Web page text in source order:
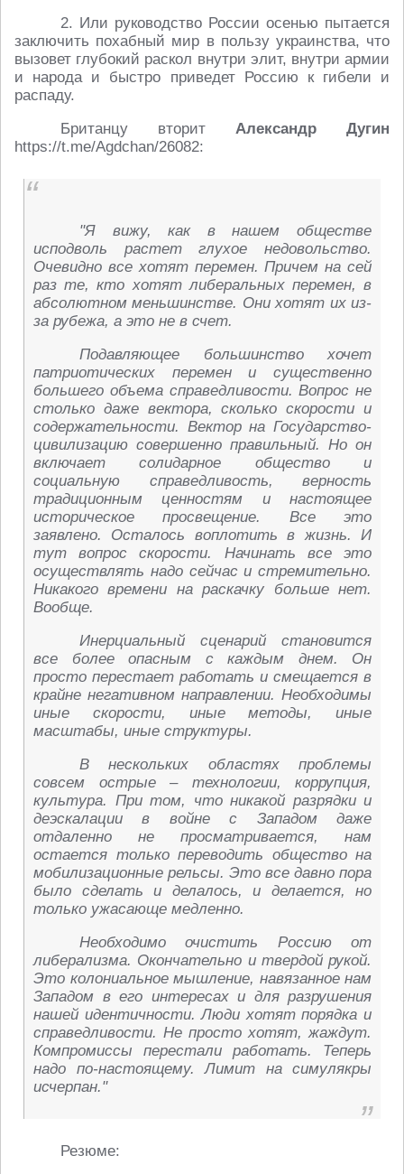
2. Или руководство России осенью пытается
заключить похабный мир в пользу украинства, что
вызовет глубокий раскол внутри элит, внутри армии
и народа и быстро приведет Россию к гибели и
распаду.
Британцу вторит Александр Дугин
https://t.me/Agdchan/26082:
"Я вижу, как в нашем обществе
исподволь растет глухое недовольство.
Очевидно все хотят перемен. Причем на сей
раз те, кто хотят либеральных перемен, в
абсолютном меньшинстве. Они хотят их из-
за рубежа, а это не в счет.
Подавляющее большинство хочет
патриотических перемен и существенно
большего объема справедливости. Вопрос не
столько даже вектора, сколько скорости и
содержательности. Вектор на Государство-
цивилизацию совершенно правильный. Но он
включает солидарное общество и
социальную справедливость, верность
традиционным ценностям и настоящее
историческое просвещение. Все это
заявлено. Осталось воплотить в жизнь. И
тут вопрос скорости. Начинать все это
осуществлять надо сейчас и стремительно.
Никакого времени на раскачку больше нет.
Вообще.
Инерциальный сценарий становится
все более опасным с каждым днем. Он
просто перестает работать и смещается в
крайне негативном направлении. Необходимы
иные скорости, иные методы, иные
масштабы, иные структуры.
В нескольких областях проблемы
совсем острые – технологии, коррупция,
культура. При том, что никакой разрядки и
деэскалации в войне с Западом даже
отдаленно не просматривается, нам
остается только переводить общество на
мобилизационные рельсы. Это все давно пора
было сделать и делалось, и делается, но
только ужасающе медленно.
Необходимо очистить Россию от
либерализма. Окончательно и твердой рукой.
Это колониальное мышление, навязанное нам
Западом в его интересах и для разрушения
нашей идентичности. Люди хотят порядка и
справедливости. Не просто хотят, жаждут.
Компромиссы перестали работать. Теперь
надо по-настоящему. Лимит на симулякры
исчерпан."
Резюме: